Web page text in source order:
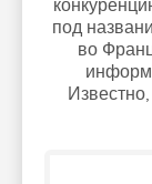
под
во